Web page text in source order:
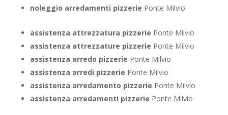
noleggio arredamenti pizzerie Ponte Milvio
assistenza attrezzatura pizzerie Ponte Milvio
assistenza attrezzature pizzerie Ponte Milvio
assistenza arredo pizzerie Ponte Milvio
assistenza arredi pizzerie Ponte Milvio
assistenza arredamento pizzerie Ponte Milvio
assistenza arredamenti pizzerie Ponte Milvio